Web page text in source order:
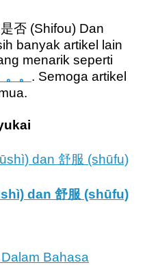
否 (Shifou) Dan
banyak artikel lain
menarik seperti
。 . Semoga artikel
dan 舒服 (shūfu)